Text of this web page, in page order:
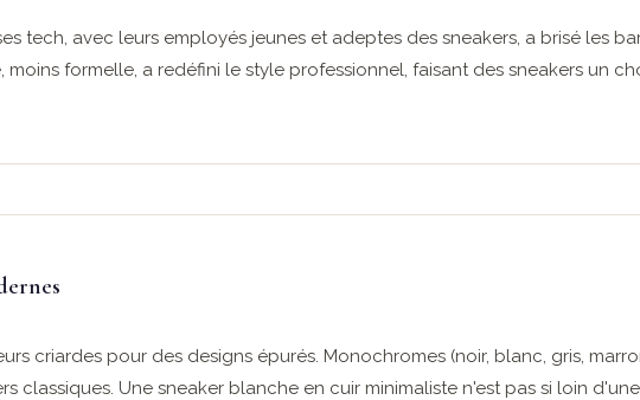
tech, avec leurs employés jeunes et adeptes des sneakers, a brisé les
moins formelle, a redéfini le style professionnel, faisant des sneakers un
criardes pour des designs épurés. Monochromes (noir, blanc, gris,
classiques. Une sneaker blanche en cuir minimaliste n'est pas si loin